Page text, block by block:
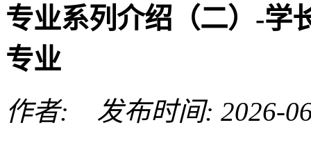
专业系列介绍（二）-学
专业
作者: 发布时间: 2026-